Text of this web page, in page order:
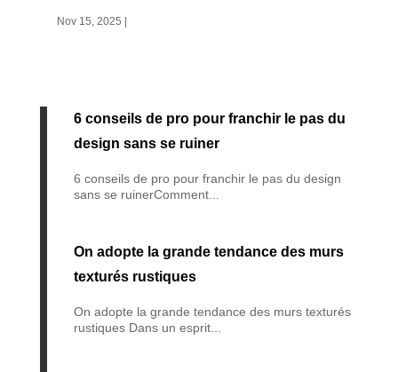
Nov 15, 2025
6 conseils de pro pour franchir le pas du
design sans se ruiner
6 conseils de pro pour franchir le pas du design
sans se ruinerComment...
On adopte la grande tendance des murs
texturés rustiques
On adopte la grande tendance des murs texturés
rustiques Dans un esprit...